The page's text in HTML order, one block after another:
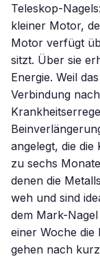
Teleskop-
kleiner Motor,
Motor verfügt
sitzt. Über sie
Energie. Weil
Verbindung
angelegt, die
zu sechs
denen die
weh und sind
dem Mark-
einer Woche die
gehen nach